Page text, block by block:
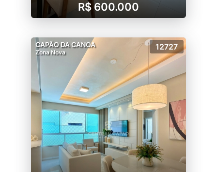
R$ 600.000
CAPÃO DA CANOA
Zona Nova
12727